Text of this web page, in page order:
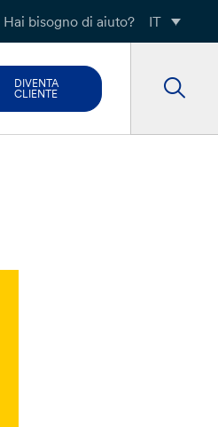
Hai bisogno di aiuto? IT
DIVENTA
CLIENTE